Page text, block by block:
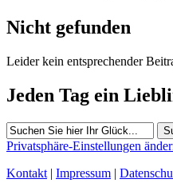
Nicht gefunden
Leider kein entsprechender
Jeden Tag ein
Privatsphäre-Einstellungen
Kontakt | Impressum |